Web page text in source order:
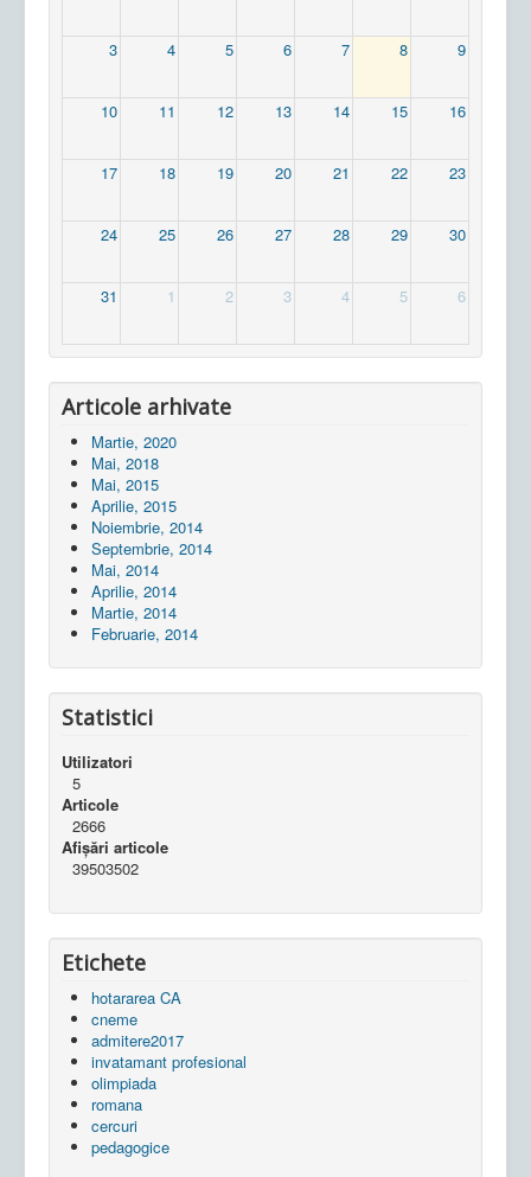
3 4 5 6 7 8 9
10 11 12 13 14 15 16
17 18 19 20 21 22 23
24 25 26 27 28 29 30
31 1 2 3 4 5 6
Articole arhivate
Martie, 2020
Mai, 2018
Mai, 2015
Aprilie, 2015
Noiembrie, 2014
Septembrie, 2014
Mai, 2014
Aprilie, 2014
Martie, 2014
Februarie, 2014
Statistici
Utilizatori
5
Articole
2666
Afișări articole
39503502
Etichete
hotararea CA
cneme
admitere2017
invatamant profesional
olimpiada
romana
cercuri
pedagogice